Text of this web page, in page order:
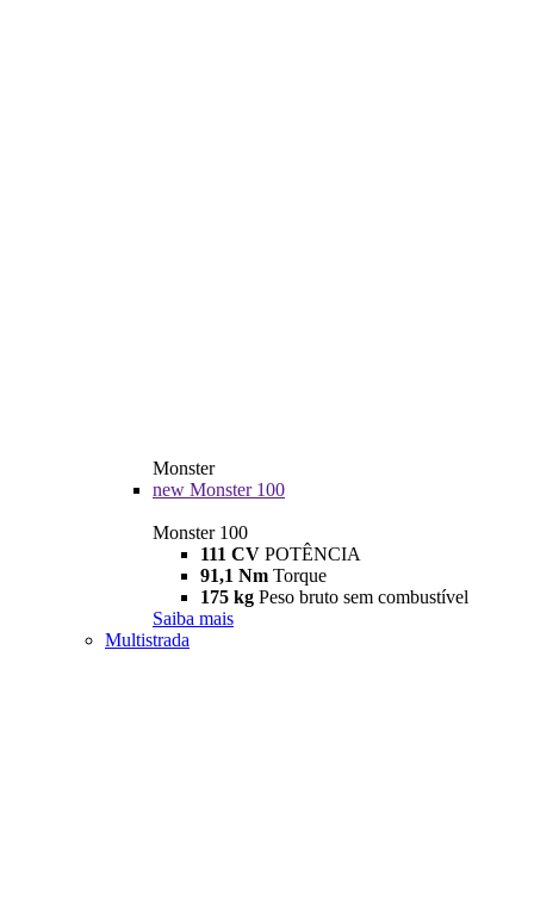
Monster
new Monster 100
Monster 100
111 CV POTÊNCIA
91,1 Nm Torque
175 kg Peso bruto sem combustível
Saiba mais
Multistrada